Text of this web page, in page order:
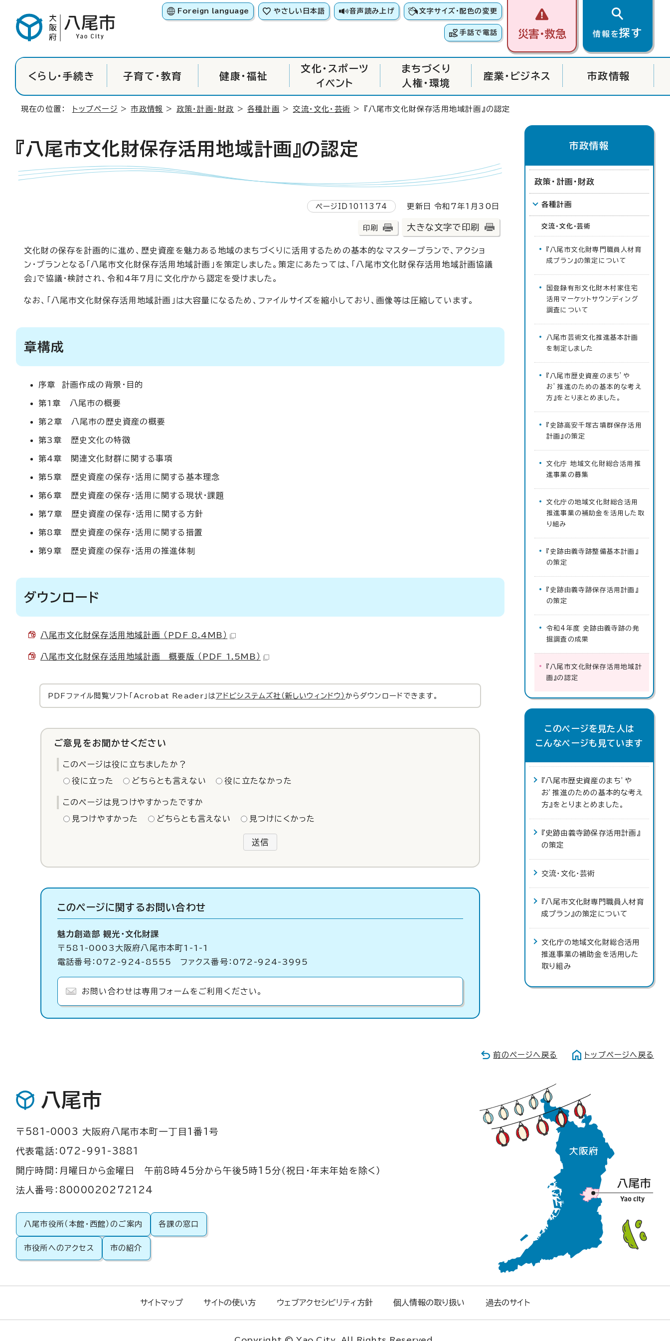
Foreign language やさしい日本語 音声読み上げ 文字サイズ・配色の変更
手話で電話 災害・救急 情報を探す
くらし・手続き 子育て・教育 健康・福祉
文化・スポーツ
イベント
まちづくり
人権・環境
産業・ビジネス 市政情報
現在の位置： トップページ >市政情報 > 政策・計画・財政 >各種計画 > 交流・文化・芸術 > 『八尾市文化財保存活用地域計画』の認定
『八尾市文化財保存活用地域計画』の認定
ページID1011374 更新日 令和7年1月30日
印刷 大きな文字で印刷
文化財の保存を計画的に進め、歴史資産を魅力ある地域のまちづくりに活用するための基本的なマスタープランで、アクショ
ン・プランとなる「八尾市文化財保存活用地域計画」を策定しました。策定にあたっては、「八尾市文化財保存活用地域計画協議
会」で協議・検討され、令和4年7月に文化庁から認定を受けました。
なお、「八尾市文化財保存活用地域計画」は大容量になるため、ファイルサイズを縮小しており、画像等は圧縮しています。
章構成
序章 計画作成の背景・目的
第1章 八尾市の概要
第2章 八尾市の歴史資産の概要
第3章 歴史文化の特徴
第4章 関連文化財群に関する事項
第5章 歴史資産の保存・活用に関する基本理念
第6章 歴史資産の保存・活用に関する現状・課題
第7章 歴史資産の保存・活用に関する方針
第8章 歴史資産の保存・活用に関する措置
第9章 歴史資産の保存・活用の推進体制
ダウンロード
八尾市文化財保存活用地域計画 （PDF 8.4MB）
八尾市文化財保存活用地域計画 概要版 （PDF 1.5MB）
PDFファイル閲覧ソフト「Acrobat Reader」はアドビシステムズ社（新しいウィンドウ） からダウンロードできます。
ご意見をお聞かせください
このページは役に立ちましたか？
役に立った どちらとも言えない 役に立たなかった
このページは見つけやすかったですか
見つけやすかった どちらとも言えない 見つけにくかった
送信
このページに関するお問い合わせ
魅力創造部 観光・文化財課
〒581-0003大阪府八尾市本町1-1-1
電話番号：072-924-8555 ファクス番号：072-924-3995
お問い合わせは専用フォームをご利用ください。
市政情報
政策・計画・財政
各種計画
交流・文化・芸術
『八尾市文化財専門職員人材育
成プラン』の策定について
国登録有形文化財木村家住宅
活用マーケットサウンディング
調査について
八尾市芸術文化推進基本計画
を制定しました
『八尾市歴史資産のまち’や
お’推進のための基本的な考え
方』をとりまとめました。
『史跡高安千塚古墳群保存活用
計画』の策定
文化庁 地域文化財総合活用推
進事業の募集
文化庁の地域文化財総合活用
推進事業の補助金を活用した取
り組み
『史跡由義寺跡整備基本計画』
の策定
『史跡由義寺跡保存活用計画』
の策定
令和4年度 史跡由義寺跡の発
掘調査の成果
『八尾市文化財保存活用地域計
画』の認定
このページを見た人は
こんなページも見ています
『八尾市歴史資産のまち’や
お’推進のための基本的な考え
方』をとりまとめました。
『史跡由義寺跡保存活用計画』
の策定
交流・文化・芸術
『八尾市文化財専門職員人材育
成プラン』の策定について
文化庁の地域文化財総合活用
推進事業の補助金を活用した
取り組み
前のページへ戻る トップページへ戻る
八尾市
〒581-0003 大阪府八尾市本町一丁目1番1号
代表電話：072-991-3881
開庁時間：月曜日から金曜日 午前8時45分から午後5時15分（祝日・年末年始を除く）
法人番号：8000020272124
八尾市役所（本館・西館）のご案内 各課の窓口
市役所へのアクセス 市の紹介
サイトマップ サイトの使い方 ウェブアクセシビリティ方針 個人情報の取り扱い 過去のサイト